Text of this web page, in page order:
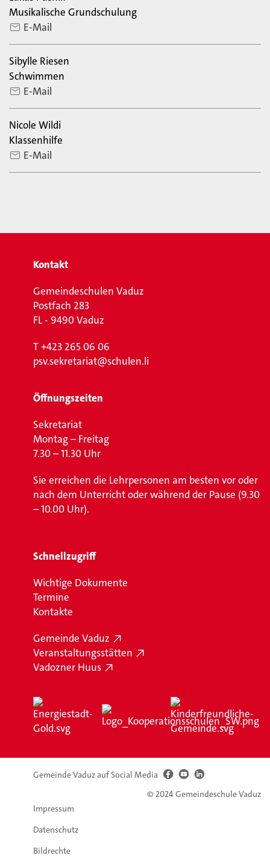
Musikalische Grundschulung
E-Mail
Sibylle Riesen
Schwimmen
E-Mail
Nicole Wildi
Klassenhilfe
E-Mail
Kontakt
Gemeindeschulen Vaduz
Postfach 283
FL - 9490 Vaduz
T+423 265 06 06
psv.sekretariat@schulen.li
Öffnungszeiten
Sekretariat
Montag – Freitag
7.30 – 11.30 Uhr
Sie erreichen die Lehrpersonen am besten vor oder
nach dem Unterricht oder während der Pause (9.30
– 10.00 Uhr).
Schnellzugriff
Wichtige Dokumente
Termine
Kontakte
Gemeinde Vaduz
Veranstaltungsstätten
Vadozner Huus
Gemeinde Vaduz auf Social Media
© 2024 Gemeindeschule Vaduz
Impressum
Datenschutz
Bildrechte